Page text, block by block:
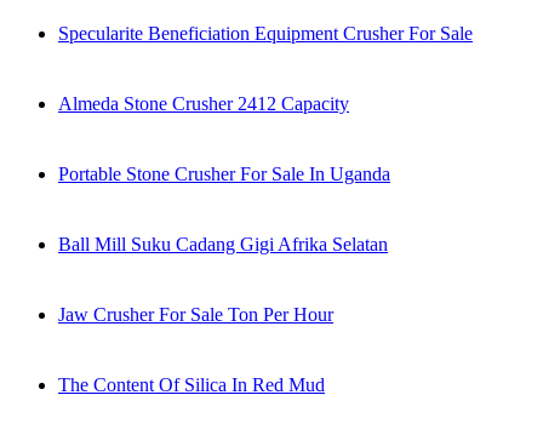
Specularite Beneficiation Equipment Crusher For Sale
Almeda Stone Crusher 2412 Capacity
Portable Stone Crusher For Sale In Uganda
Ball Mill Suku Cadang Gigi Afrika Selatan
Jaw Crusher For Sale Ton Per Hour
The Content Of Silica In Red Mud